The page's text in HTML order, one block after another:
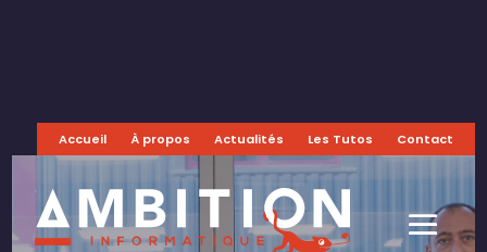
Accueil À propos Actualités Les Tutos Contact